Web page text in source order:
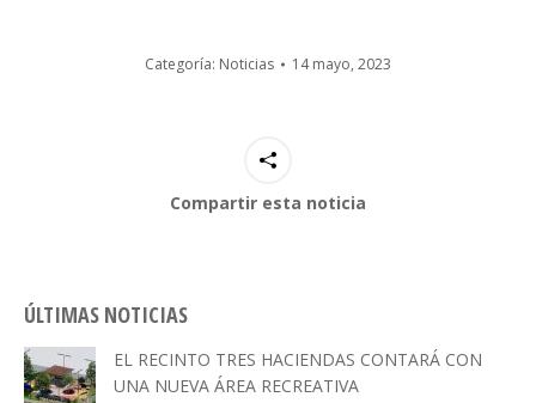
Categoría: Noticias 14 mayo, 2023
Compartir esta noticia
ÚLTIMAS NOTICIAS
EL RECINTO TRES HACIENDAS CONTARÁ CON
UNA NUEVA ÁREA RECREATIVA